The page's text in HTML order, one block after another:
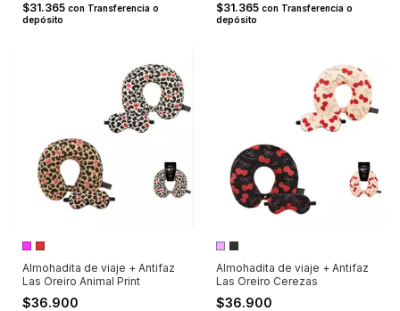
$31.365 con Transferencia o
depósito
$31.365 con Transferencia o
depósito
Almohadita de viaje + Antifaz
Las Oreiro Animal Print
$36.900
Almohadita de viaje + Antifaz
Las Oreiro Cerezas
$36.900